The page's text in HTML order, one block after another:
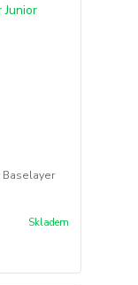
Baselayer
Skladem